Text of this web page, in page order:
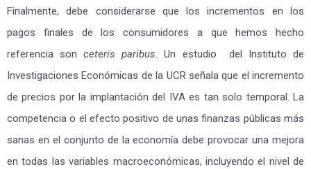
Finalmente, debe considerarse que los incrementos en los
pagos finales de los consumidores a que hemos hecho
referencia sonceteris paribus. Un estudio del Instituto de
Investigaciones Económicas de la UCR señala que el incremento
de precios por la implantación del IVA es tan solo temporal. La
competencia o el efecto positivo de unas finanzas públicas más
sanas en el conjunto de la economía debe provocar una mejora
en todas las variables macroeconómicas, incluyendo el nivel de